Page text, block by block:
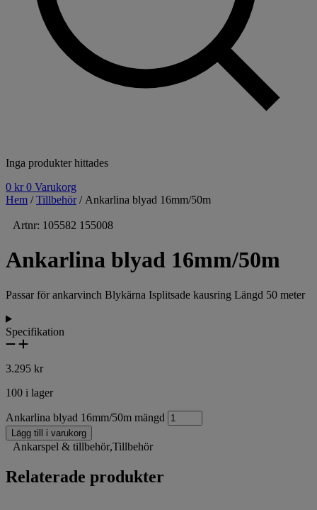
Inga produkter hittades
0 kr 0 Varukorg
Hem /Tillbehör / Ankarlina blyad 16mm/50m
Artnr: 105582 155008
Ankarlina blyad 16mm/50m
Passar för ankarvinch Blykärna Isplitsade kausring Längd 50 meter
Specifikation
3.295 kr
100 i lager
Ankarlina blyad 16mm/50m mängd
Lägg till i varukorg
Ankarspel & tillbehör,Tillbehör
Relaterade produkter